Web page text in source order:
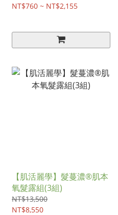
NT$760 ~ NT$2,155
【肌活麗學】髮蔓濃®肌本
氧髮露組(3組)
NT$13,500
NT$8,550